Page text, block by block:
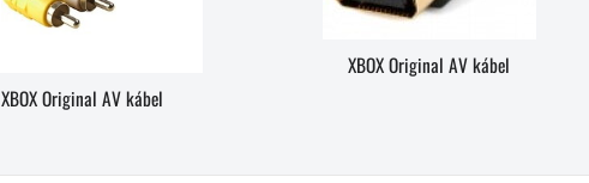
XBOX Original AV kábel
XBOX Original AV kábel